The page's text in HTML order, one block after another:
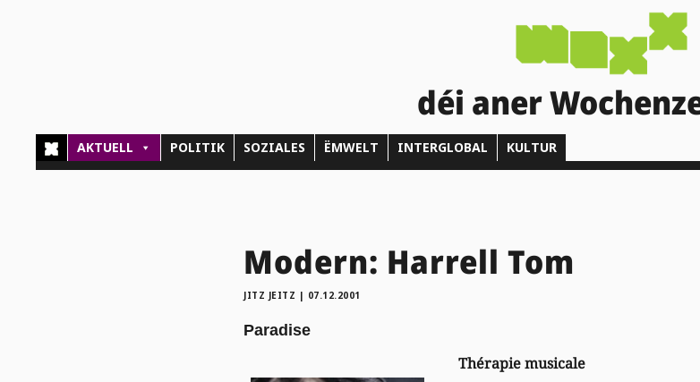
déi aner
AKTUELL POLITIK SOZIALES ËMWELT INTERGLOBAL KULTUR
Modern: Harrell Tom
JITZ JEITZ | 07.12.2001
Paradise
Thérapie musicale